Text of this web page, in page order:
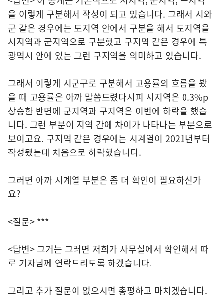
을 이렇게 구분해서 작성이 되고 있습니다. 그래서 시와
군 같은 경우에는 도지역 안에서 구분을 해서 도지역을
시지역과 군지역으로 구분했고 구지역 같은 경우에 특
광역시 안에 있는 그런 구지역을 의미하고 있습니다.
그래서 이렇게 시군구로 구분해서 고용률의 흐름을 봤
을 때 고용률은 아까 말씀드렸다시피 시지역은 0.3%p
상승한 반면에 군지역과 구지역은 이번에 하락을 했습
니다. 그런 부분이 지역 간에 차이가 나타나는 부분으로
보이고요. 구지역 같은 경우에는 시계열이 2021년부터
작성됐는데 처음으로 하락했습니다.
그러면 아까 시계열 부분은 좀 더 확인이 필요하신가
요?
<질문> ***
<답변> 그거는 그러면 저희가 사무실에서 확인해서 따
로 기자님께 연락드리도록 하겠습니다.
그리고 추가 질문이 없으시면 총평하고 마치겠습니다.